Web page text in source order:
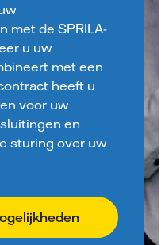
met de SPRILA-
u uw
met een
heeft u
voor uw
en
sturing over uw